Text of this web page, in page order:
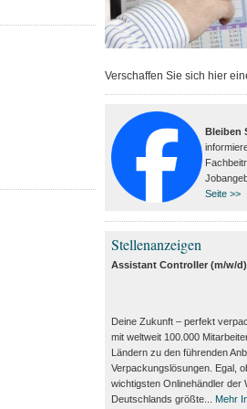
Verschaffen Sie sich hier
Bleiben
Seite >>
Stellenanzeigen
Assistant Controller (m/w/d)
Deine Zukunft – perfekt
mit weltweit 100.000
Ländern zu den führenden
Verpackungs­lösungen. Egal,
wichtigsten Onlinehändler der
Deutschlands größte...
Mehr